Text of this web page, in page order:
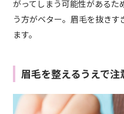
がってしまう可能性があるた
う方がベター。眉毛を抜き
ます。
眉毛を整えるうえで注